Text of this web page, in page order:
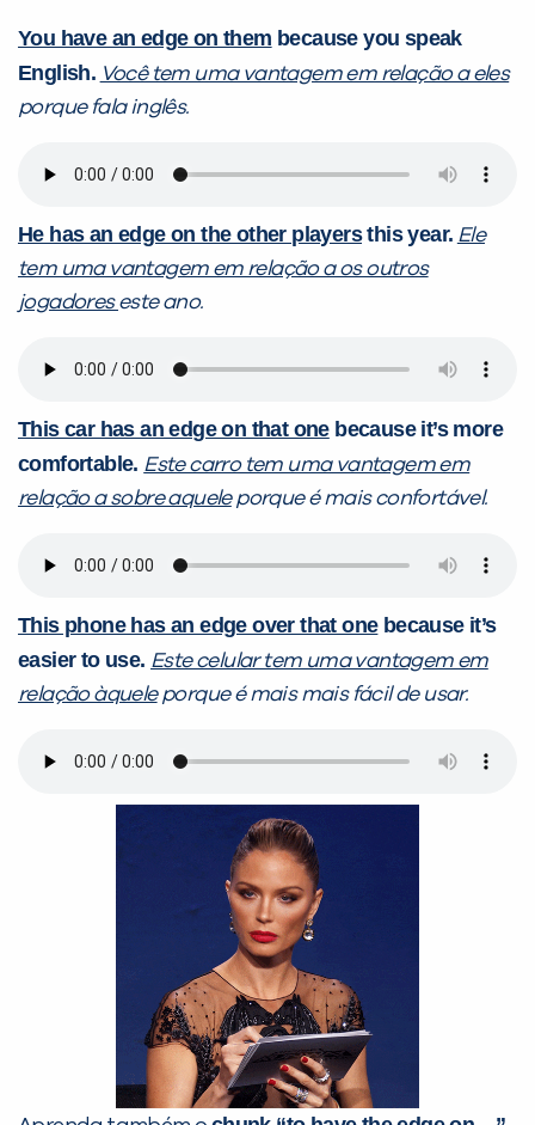
You have an edge on them because you speak
English. Você tem uma vantagem em relação a eles
porque fala inglês.
He has an edge on the other playersthis year. Ele
tem uma vantagem em relação a os outros
jogadoreseste ano.
This car has an edge on that onebecause it’s more
comfortable. Este carro tem uma vantagem em
relação a sobre aqueleporque é mais confortável.
This phone has an edge over that onebecause it’s
easier to use. Este celular tem uma vantagem em
relação àqueleporque é mais mais fácil de usar.